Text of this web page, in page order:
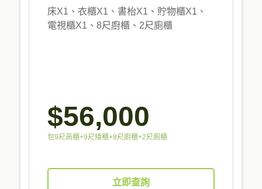
床X1、衣櫃X1、書枱X1、貯物櫃X1、
電視櫃X1、8尺廚櫃、2尺廁櫃
$56,000
包9尺高櫃+9尺矮櫃+8尺廚櫃+2尺廁櫃
立即查詢